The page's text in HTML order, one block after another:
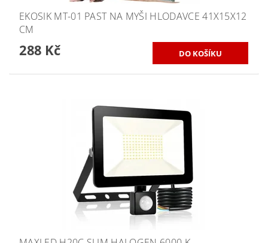
EKOSIK MT-01 PAST NA MYŠI HLODAVCE 41X15X12
CM
288 Kč